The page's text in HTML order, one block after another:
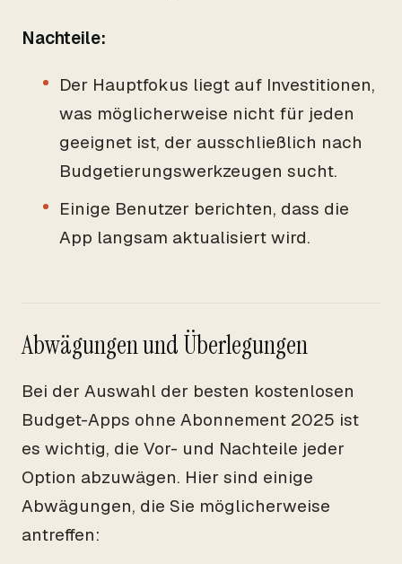
Nachteile:
Der Hauptfokus liegt auf Investitionen,
was möglicherweise nicht für jeden
geeignet ist, der ausschließlich nach
Budgetierungswerkzeugen sucht.
Einige Benutzer berichten, dass die
App langsam aktualisiert wird.
Abwägungen und Überlegungen
Bei der Auswahl der besten kostenlosen
Budget-Apps ohne Abonnement 2025 ist
es wichtig, die Vor- und Nachteile jeder
Option abzuwägen. Hier sind einige
Abwägungen, die Sie möglicherweise
antreffen: